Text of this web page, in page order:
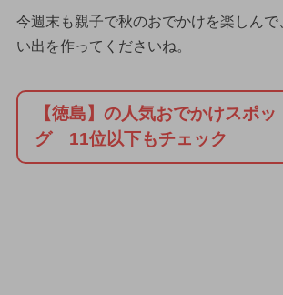
今週末も親子で秋のおでかけを楽しんで
い出を作ってくださいね。
【徳島】の人気おでかけスポ
グ 11位以下もチェック